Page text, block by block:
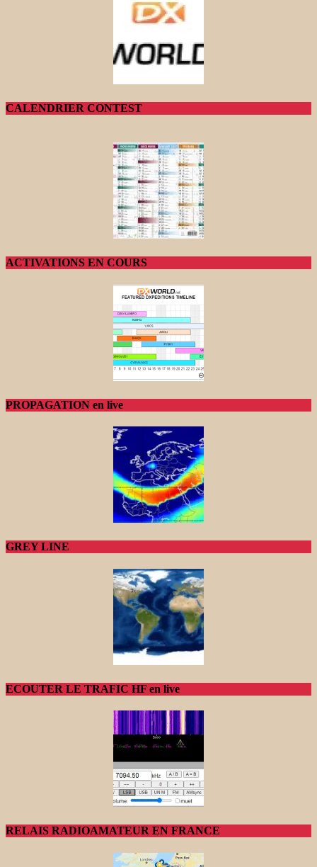
CALENDRIER CONTEST
ACTIVATIONS EN COURS
PROPAGATION en live
GREY LINE
ECOUTER LE TRAFIC HF en live
RELAIS RADIOAMATEUR EN FRANCE